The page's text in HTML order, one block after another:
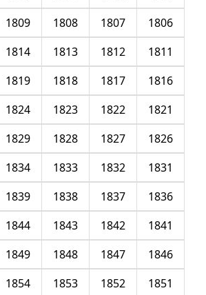
1806
1807
1808
1809
1811
1812
1813
1814
1816
1817
1818
1819
1821
1822
1823
1824
1826
1827
1828
1829
1831
1832
1833
1834
1836
1837
1838
1839
1841
1842
1843
1844
1846
1847
1848
1849
1851
1852
1853
1854